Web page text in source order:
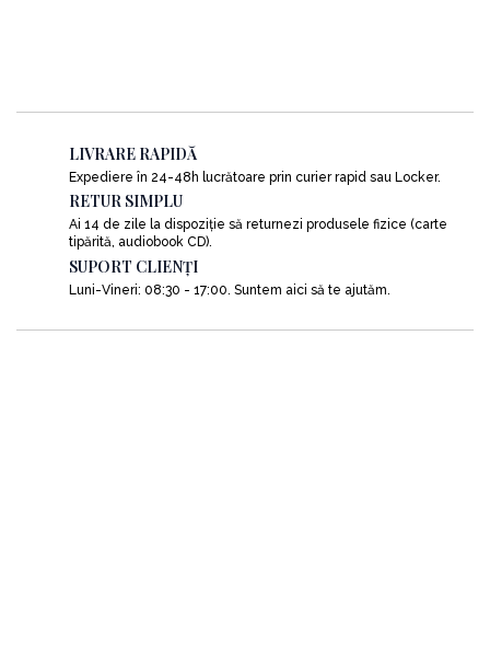
LIVRARE RAPIDĂ
Expediere în 24-48h lucrătoare prin curier rapid sau Locker.
RETUR SIMPLU
Ai 14 de zile la dispoziție să returnezi produsele fizice (carte
tipărită, audiobook CD).
SUPORT CLIENȚI
Luni-Vineri: 08:30 - 17:00. Suntem aici să te ajutăm.